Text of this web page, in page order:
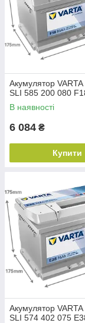
Акумулятор
SLI 585 200 080
В наявності
6 084 ₴
Купити
Акумулятор
SLI 574 402 075